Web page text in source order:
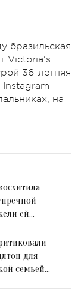
бразильская
Victoria's
36-летняя
Instagram
на
ей
для
семьей